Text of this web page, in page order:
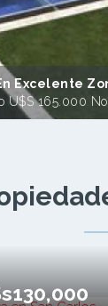
Excelente
U$s 165.000